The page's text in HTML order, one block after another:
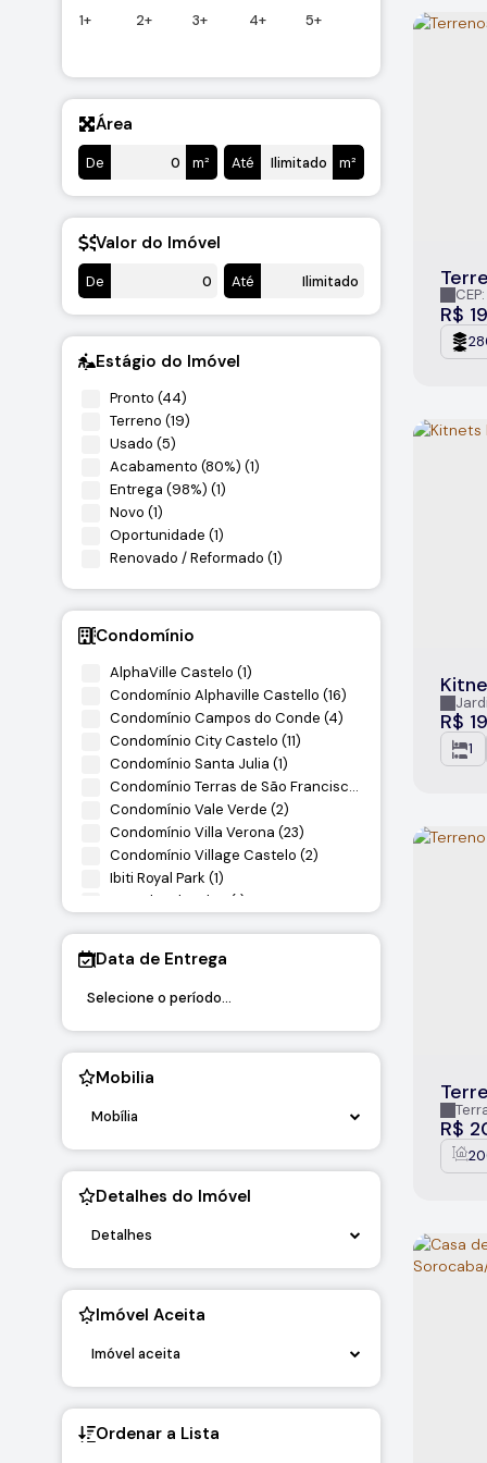
1+ 2+ 3+ 4+ 5+
Área
De m² Até m²
Valor do Imóvel
De Até
Estágio do Imóvel
Pronto (44)
Terreno (19)
Usado (5)
Acabamento (80%) (1)
Entrega (98%) (1)
Novo (1)
Oportunidade (1)
Renovado / Reformado (1)
Condomínio
AlphaVille Castelo (1)
Condomínio Alphaville Castello (16)
Condomínio Campos do Conde (4)
Condomínio City Castelo (11)
Condomínio Santa Julia (1)
Condomínio Terras de São Francisco (13)
Condomínio Vale Verde (2)
Condomínio Villa Verona (23)
Condomínio Village Castelo (2)
Ibiti Royal Park (1)
Moradas do Eden (1)
Data de Entrega
Mobilia
Mobília
Detalhes do Imóvel
Detalhes
Imóvel Aceita
Imóvel aceita
Ordenar a Lista
Itu/
R$
São
R$
1
R$